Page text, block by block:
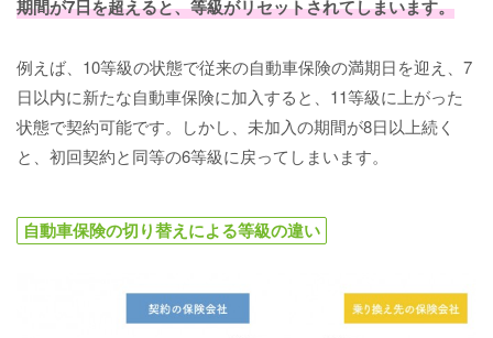
期間が7日を超えると、等級がリセットされてしまいます。
例えば、10等級の状態で従来の自動車保険の満期日を迎え、7
日以内に新たな自動車保険に加入すると、11等級に上がった
状態で契約可能です。しかし、未加入の期間が8日以上続く
と、初回契約と同等の6等級に戻ってしまいます。
自動車保険の切り替えによる等級の違い